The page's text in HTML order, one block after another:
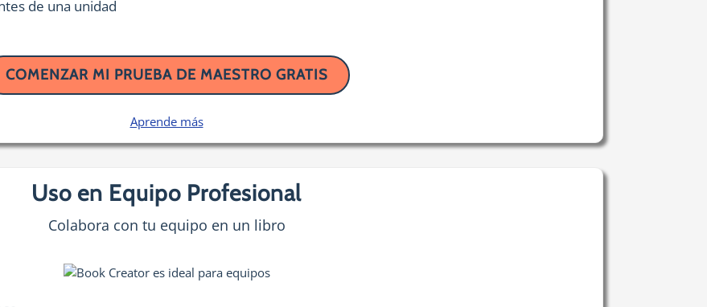
de una unidad
COMENZAR MI PRUEBA DE MAESTRO GRATIS
Aprende más
Uso en Equipo Profesional
Colabora con tu equipo en un libro